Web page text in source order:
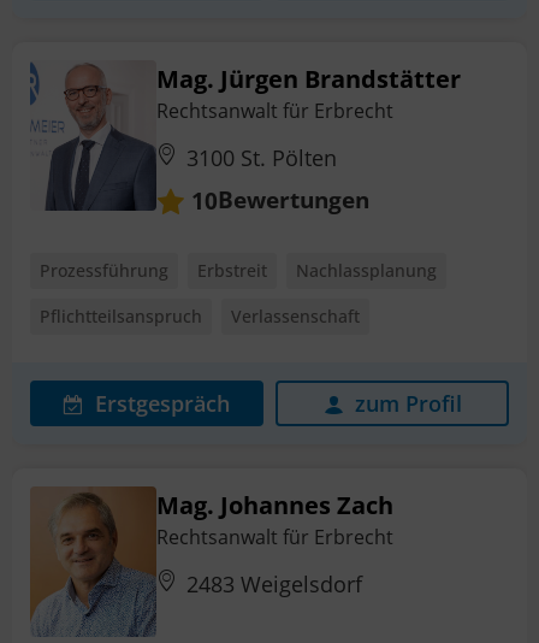
Mag. Jürgen Brandstätter
Rechtsanwalt für Erbrecht
3100 St. Pölten
10Bewertungen
Prozessführung Erbstreit
Nachlassplanung
Pflichtteilsanspruch
Verlassenschaft
Erstgespräch zum Profil
Mag. Johannes Zach
Rechtsanwalt für Erbrecht
2483 Weigelsdorf